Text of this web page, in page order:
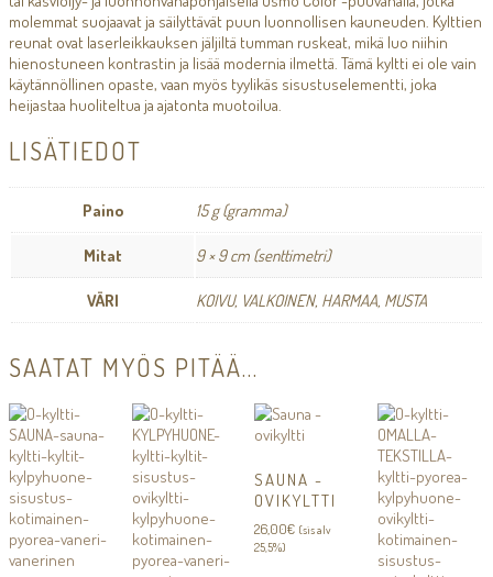
molemmat suojaavat ja säilyttävät puun luonnollisen kauneuden. Kylttien
reunat ovat laserleikkauksen jäljiltä tumman ruskeat, mikä luo niihin
hienostuneen kontrastin ja lisää modernia ilmettä. Tämä kyltti ei ole vain
käytännöllinen opaste, vaan myös tyylikäs sisustuselementti, joka
heijastaa huoliteltua ja ajatonta muotoilua.
LISÄTIEDOT
Paino 15 g (gramma)
Mitat 9 × 9 cm (senttimetri)
VÄRI KOIVU, VALKOINEN, HARMAA, MUSTA
SAATAT MYÖS PITÄÄ...
SAUNA -
OVIKYLTTI
26,00€ (sis alv
25,5%)